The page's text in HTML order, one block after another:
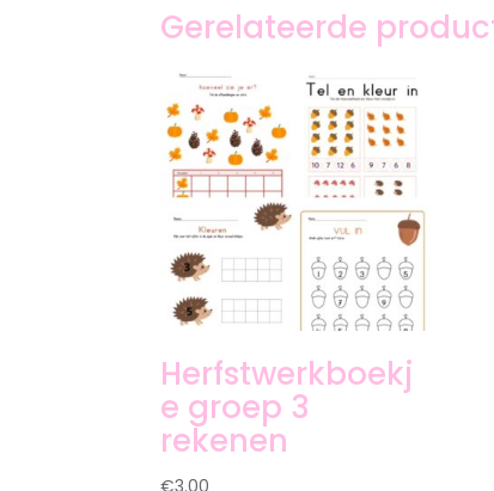
Gerelateerde
Herfstwerkboekj
e groep 3
rekenen